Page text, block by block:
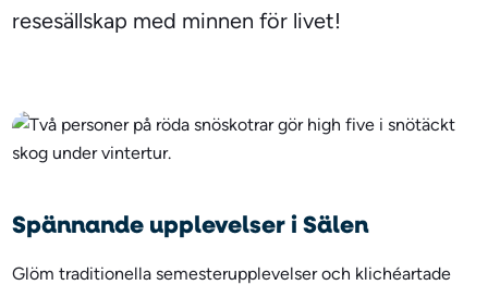
resesällskap med minnen för livet!
Spännande upplevelser i Sälen
Glöm traditionella semesterupplevelser och klichéartade